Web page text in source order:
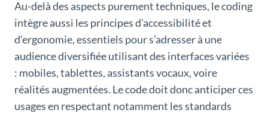
Au-delà des aspects purement techniques, le coding
intègre aussi les principes d’accessibilité et
d’ergonomie, essentiels pour s’adresser à une
audience diversifiée utilisant des interfaces variées
: mobiles, tablettes, assistants vocaux, voire
réalités augmentées. Le code doit donc anticiper ces
usages en respectant notamment les standards